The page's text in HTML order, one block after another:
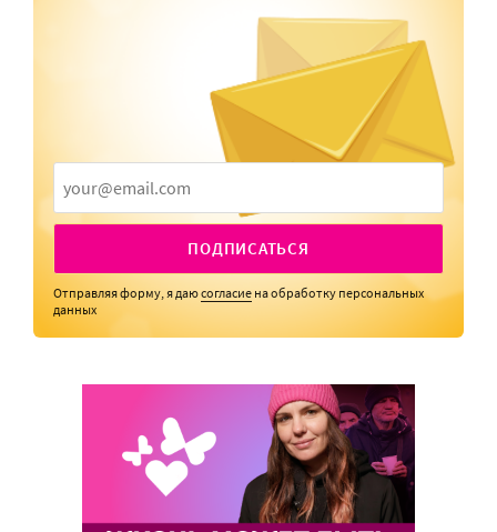
ПОДПИСАТЬСЯ
Отправляя форму, я даюсогласие на обработку персональных
данных